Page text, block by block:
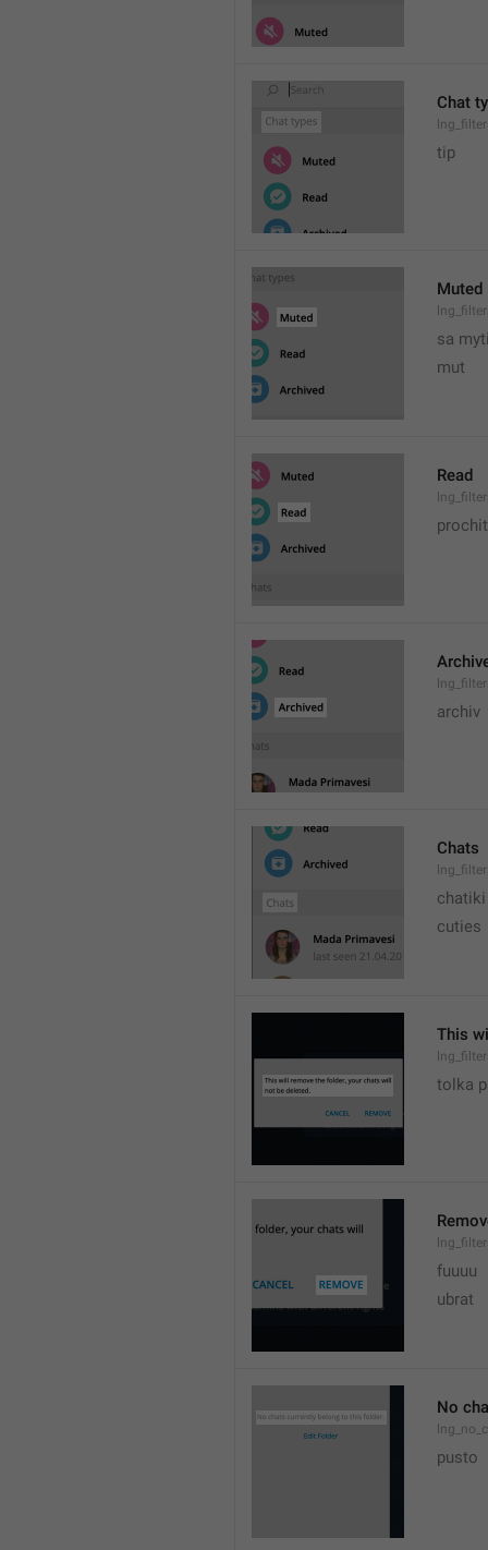
Chat
tip
Muted
sa
mut
Read
archiv
Chats
chatiki
cuties
This
tolka
fuuuu
ubrat
No
pusto